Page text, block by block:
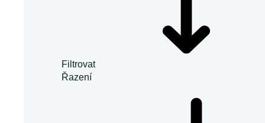
Filtrovat
Řazení